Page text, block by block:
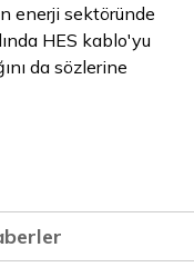
enerji sektöründe
HES kablo'yu
da sözlerine